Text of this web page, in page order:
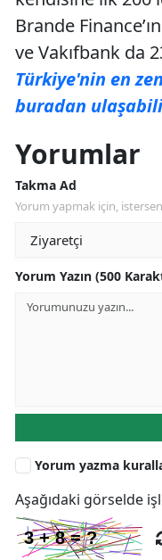
Brande
ve Vakıfbank da
Türkiye'nin en
buradan
Yorumlar
Takma Ad
Yorum yapmak için,
Yorum Yazın (500
Yorum yazma
Aşağıdaki görselde